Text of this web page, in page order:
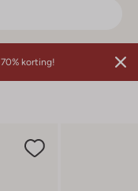
korting!